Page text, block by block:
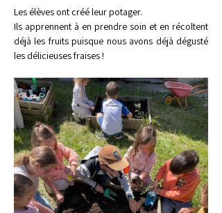
Les élèves ont créé leur potager.
Ils apprennent à en prendre soin et en récoltent
déjà les fruits puisque nous avons déjà dégusté
les délicieuses fraises !